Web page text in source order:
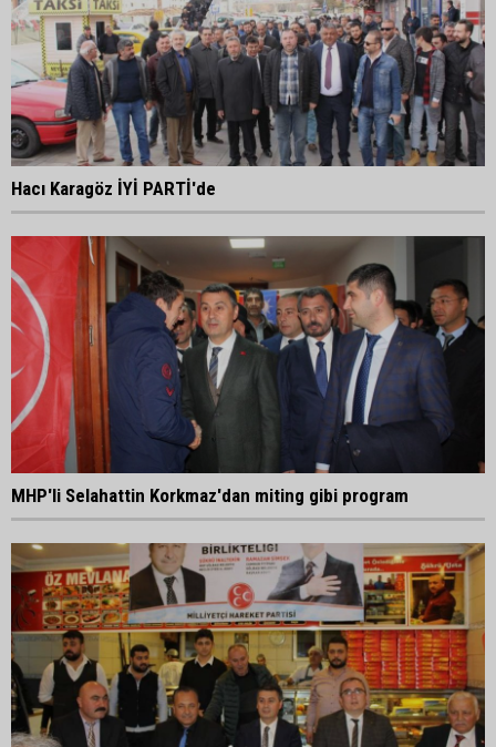
Hacı Karagöz İYİ PARTİ'de
MHP'li Selahattin Korkmaz'dan miting gibi program